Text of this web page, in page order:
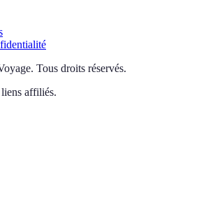
. Tous droits réservés.
affiliés.